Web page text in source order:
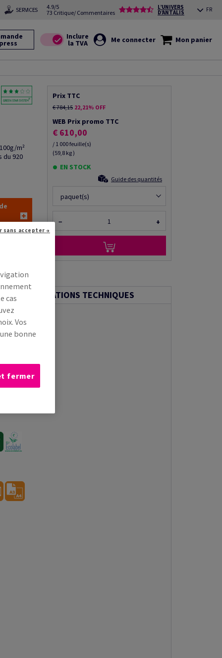
SERVICES
4.9/5
73 Critique/ Commentaires
L’UNIVERS
D’ANTALIS FR
Me connecter Mon panier
m²
du 920
via e-mail
Prix TTC
€ 784,15 22,21% OFF
WEB Prix promo TTC
€ 610,00
/ 1 000 feuille(s)
(59,8 kg )
EN STOCK
Guide des quantités
paquet(s)
− +
INFORMATIONS TECHNIQUES
cas
Vos
bonne
sans accepter →
fermer